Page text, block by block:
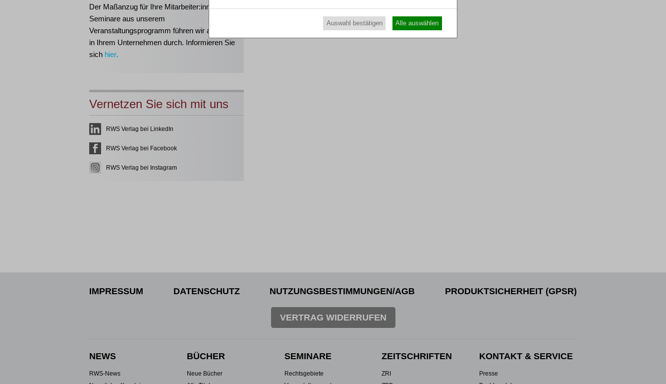
Der Maßanzug für Ihre Mitarbeiter:innen!Alle
Seminare aus unserem
Veranstaltungsprogramm führen wir auch direkt
in Ihrem Unternehmen durch. Informieren Sie
sich hier.
Vernetzen Sie sich mit uns
RWS Verlag bei LinkedIn
RWS Verlag bei Facebook
RWS Verlag bei Instagram
IMPRESSUM DATENSCHUTZ NUTZUNGSBESTIMMUNGEN/AGB PRODUKTSICHERHEIT (GPSR)
VERTRAG WIDERRUFEN
NEWS
RWS-News
BÜCHER
Neue Bücher
SEMINARE
Rechtsgebiete
ZEITSCHRIFTEN
ZRI
KONTAKT & SERVICE
Presse
Auswahl bestätigen Alle auswählen